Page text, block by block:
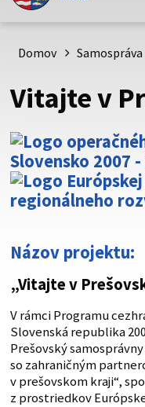
Toto je oficiálna
psk.sk.
Táto stránka je
Buďte pozorní a vždy
cez zabezpečenú
vždy začína https://
Domov Samospráva
Vitajte v
Názov projektu:
„Vitajte v
V rámci Programu
Slovenská republika
Prešovský
so zahraničným
v prešovskom kraji“,
z prostriedkov